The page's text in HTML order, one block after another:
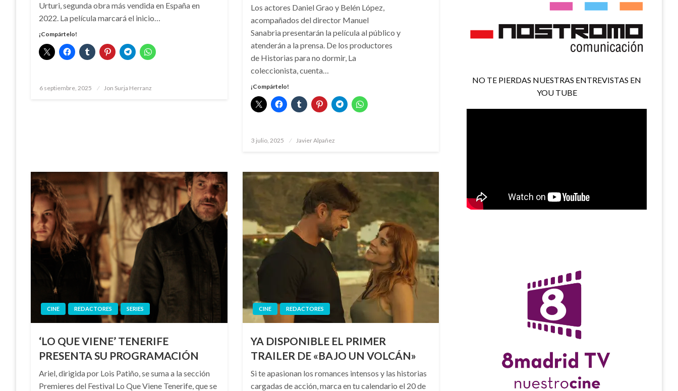
Urturi, segunda obra más vendida en España en
2022. La película marcará el inicio…
¡Compártelo!
Publicado
6 septiembre, 2025 Jon Surja Herranz
Los actores Daniel Grao y Belén López,
acompañados del director Manuel
Sanabria presentarán la película al público y
atenderán a la prensa. De los productores
de Historias para no dormir, La
coleccionista, cuenta…
¡Compártelo!
Publicado
3 julio, 2025 Javier Alpañez
CINE REDACTORES SERIES
‘LO QUE VIENE’ TENERIFE
PRESENTA SU PROGRAMACIÓN
Ariel, dirigida por Lois Patiño, se suma a la sección
Premieres del Festival Lo Que Viene Tenerife, que se
CINE REDACTORES
YA DISPONIBLE EL PRIMER
TRAILER DE «BAJO UN VOLCÁN»
Si te apasionan los romances intensos y las historias
cargadas de acción, marca en tu calendario el 20 de
NO TE PIERDAS NUESTRAS ENTREVISTAS EN
YOU TUBE